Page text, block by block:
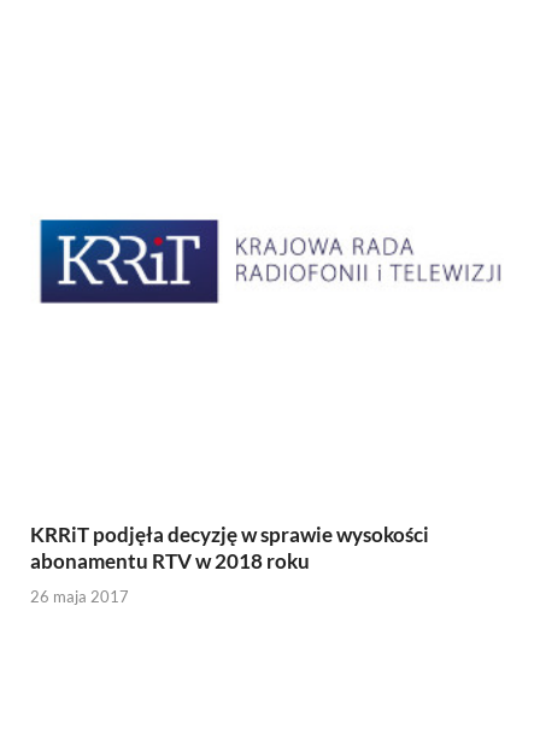
KRRiT podjęła decyzję w sprawie wysokości
abonamentu RTV w 2018 roku
26 maja 2017